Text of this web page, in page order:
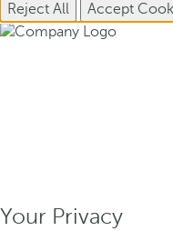
Reject All
Accept
Your Privacy